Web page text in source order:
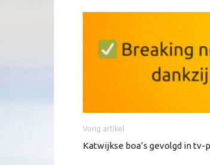
Vorig artikel
Katwijkse boa’s gevolgd in tv-